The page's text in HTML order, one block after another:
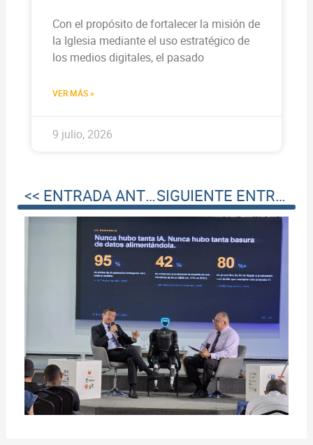
Con el propósito de fortalecer la misión de
la Iglesia mediante el uso estratégico de
los medios digitales, el pasado
VER MÁS »
9 julio, 2026
<< ENTRADA ANTERIOR SIGUIENTE ENTRADA >>